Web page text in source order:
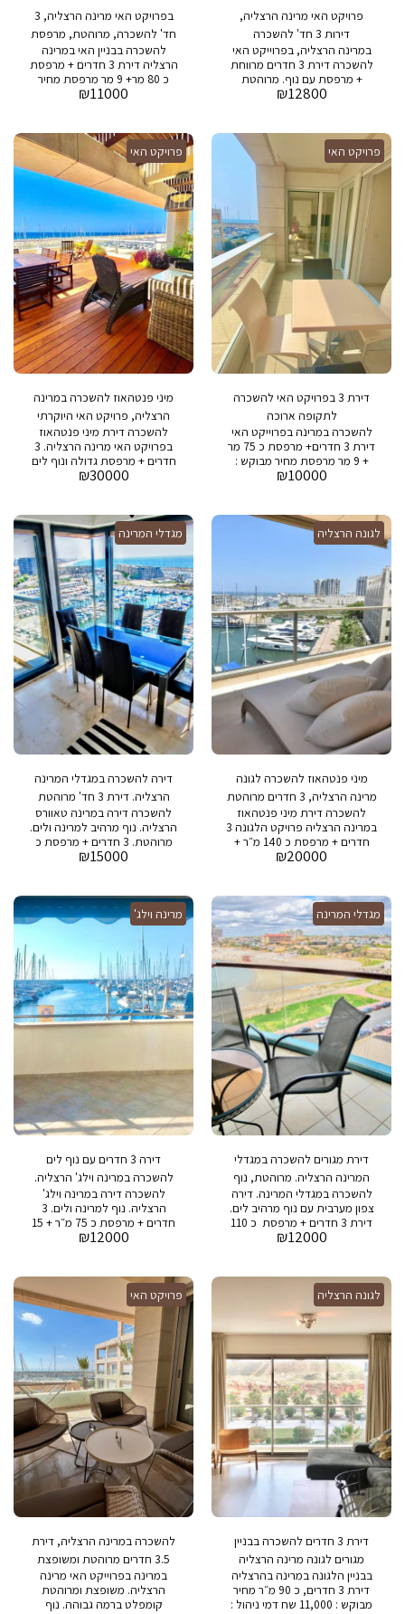
פרויקט האי מרינה הרצליה,
דירות 3 חד' להשכרה
במרינה הרצליה, בפרוייקט האי
להשכרה דירת 3 חדרים מרווחת
+ מרפסת עם נוף. מרוהטת
בריכת שחיה, חדר כושר, חניה
ושמירה 24/7
₪12800
בפרויקט האי מרינה הרצליה, 3
חד' להשכרה, מרוהטת, מרפסת
להשכרה בבניין האי במרינה
הרצליה דירת 3 חדרים + מרפסת
כ 80 מר+ 9 מר מרפסת מחיר
מבוקש: 11,000 ש״ח דמי אחזקה:₪11000
פרויקט האי
דירת 3 בפרויקט האי להשכרה
לתקופה ארוכה
להשכרה במרינה בפרוייקט האי
דירת 3 חדרים+ מרפסת כ 75 מר
+ 9 מר מרפסת מחיר מבוקש :
₪10000
פרויקט האי
מיני פנטהאוז להשכרה במרינה
הרצליה, פרויקט האי היוקרתי
להשכרה דירת מיני פנטהאוז
בפרויקט האי מרינה הרצליה. 3
חדרים + מרפסת גדולה ונוף לים
כ 140 מר+ 70 מר מרפסת מחיר
שחייה , חדר כושר , ספא, 2
חניות ושמירה 24/7
₪30000
לגונה הרצליה
מיני פנטהאוז להשכרה לגונה
מרינה הרצליה, 3 חדרים מרוהטת
קומפלט
להשכרה דירת מיני פנטהאוז
במרינה הרצליה פרויקט הלגונה 3
חדרים + מרפסת כ 140 מ״ר +
40 מ״ר מרפסת מחיר מבוקש:
כושר,חניה ושמירה 24/7
₪20000
מגדלי המרינה
דירה להשכרה במגדלי המרינה
הרצליה. דירת 3 חד' מרוהטת
ונוף לים
להשכרה דירה במרינה טאוורס
הרצליה. נוף מרהיב למרינה ולים.
מרוהטת. 3 חדרים + מרפסת כ
105 מר + 12 מר מרפסת בבניין :
₪15000
מגדלי המרינה
דירת מגורים להשכרה במגדלי
המרינה הרצליה. מרוהטת, נוף
מרהיב לים
להשכרה במגדלי המרינה. דירה
צפון מערבית עם נוף מרהיב לים.
דירת 3 חדרים + מרפסת כ 110
מר + 8 מר מרפסת מחיר מבוקש:
כושר, חניה ושמירה 24/7
₪12000
מרינה וילג'
דירה 3 חדרים עם נוף לים
להשכרה במרינה וילג' הרצליה.
מרפסת גדולה
להשכרה דירה במרינה וילג'
הרצליה. נוף למרינה ולים. 3
חדרים + מרפסת כ 75 מ״ר + 15
מ״ר מרפסת מחיר מבוקש:
כושר, חניה ושמירה 24/7
₪12000
לגונה הרצליה
דירת 3 חדרים להשכרה בבניין
מגורים לגונה מרינה הרצליה
בבניין הלגונה במרינה בהרצליה
דירת 3 חדרים, כ 90 מ״ר מחיר
מבוקש : 11,000 שח דמי ניהול :
פרויקט האי
להשכרה במרינה הרצליה, דירת
3.5 חדרים מרוהטת ומשופצת
ברמה גבוהה
במרינה בפרוייקט האי מרינה
הרצליה. משופצת ומרוהטת
קומפלט ברמה גבוהה. נוף